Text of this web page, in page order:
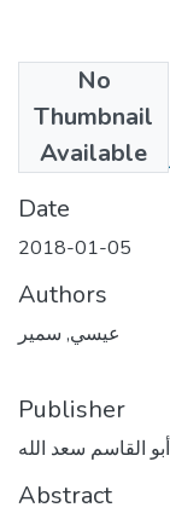
No
Thumbnail
Available
الجابري وحسن
Date
2018-01-05
Authors
عيسي, سمير
Publisher
Abstract